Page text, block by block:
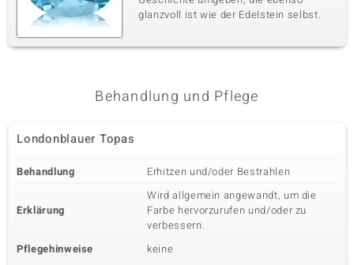
glanzvoll ist wie der Edelstein selbst.
Behandlung und Pflege
Londonblauer Topas
Behandlung Erhitzen und/oder Bestrahlen
Erklärung
Wird allgemein angewandt, um die
Farbe hervorzurufen und/oder zu
verbessern.
Pflegehinweise
keine